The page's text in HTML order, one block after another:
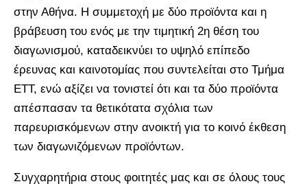
στην Αθήνα. Η συμμετοχή με δύο προϊόντα και η
βράβευση του ενός με την τιμητική 2η θέση του
διαγωνισμού, καταδεικνύει το υψηλό επίπεδο
έρευνας και καινοτομίας που συντελείται στο Τμήμα
ΕΤΤ, ενώ αξίζει να τονιστεί ότι και τα δύο προϊόντα
απέσπασαν τα θετικότατα σχόλια των
παρευρισκόμενων στην ανοικτή για το κοινό έκθεση
των διαγωνιζόμενων προϊόντων.
Συγχαρητήρια στους φοιτητές μας και σε όλους τους